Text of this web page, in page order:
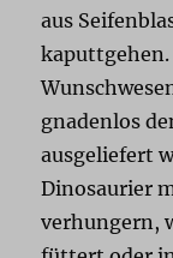
aus
kaputtgehen.
gnadenlos
ausgeliefert
Dinosaurier
verhungern,